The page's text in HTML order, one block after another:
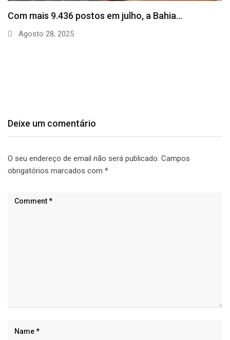
Deixe um comentário
O seu endereço de email não será publicado. Campos
obrigatórios marcados com *